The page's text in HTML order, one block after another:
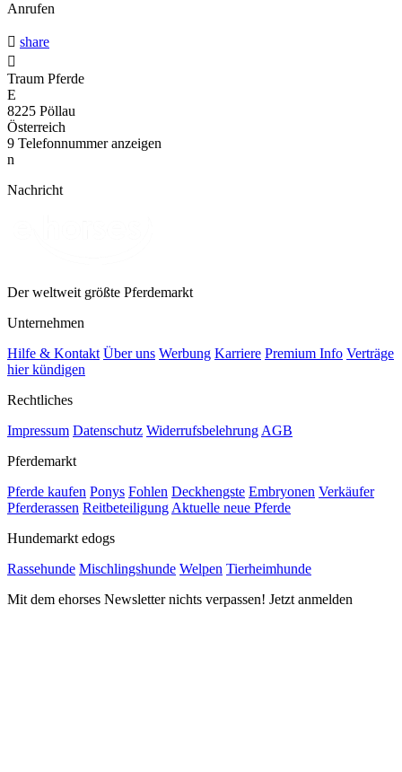
Anrufen
 share

Traum Pferde
E
8225 Pöllau
Österreich
9 Telefonnummer anzeigen
n
Nachricht
Der weltweit größte Pferdemarkt
Unternehmen
Hilfe & Kontakt Über uns Werbung Karriere Premium Info Verträge
hier kündigen
Rechtliches
Impressum Datenschutz Widerrufsbelehrung AGB
Pferdemarkt
Pferde kaufen Ponys Fohlen Deckhengste Embryonen Verkäufer
Pferderassen Reitbeteiligung Aktuelle neue Pferde
Hundemarkt edogs
Rassehunde Mischlingshunde Welpen Tierheimhunde
Mit dem ehorses Newsletter nichts verpassen! Jetzt anmelden